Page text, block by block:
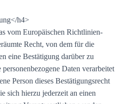
h4>
vom Europäischen Richtlinien-
Recht, von dem für die
eine Bestätigung darüber zu
Daten verarbeitet
Person dieses Bestätigungsrecht
sich hierzu jederzeit an einen